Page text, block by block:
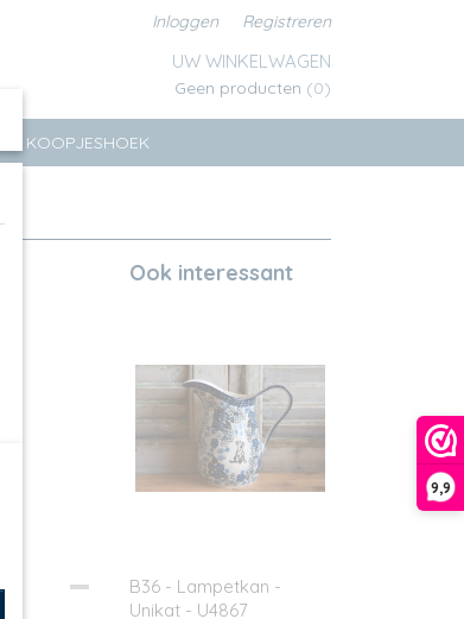
9,9
Inloggen Registreren
UW WINKELWAGEN
Geen producten (0)
KOOPJESHOEK
Ook interessant
B36 - Lampetkan -
Unikat - U4867